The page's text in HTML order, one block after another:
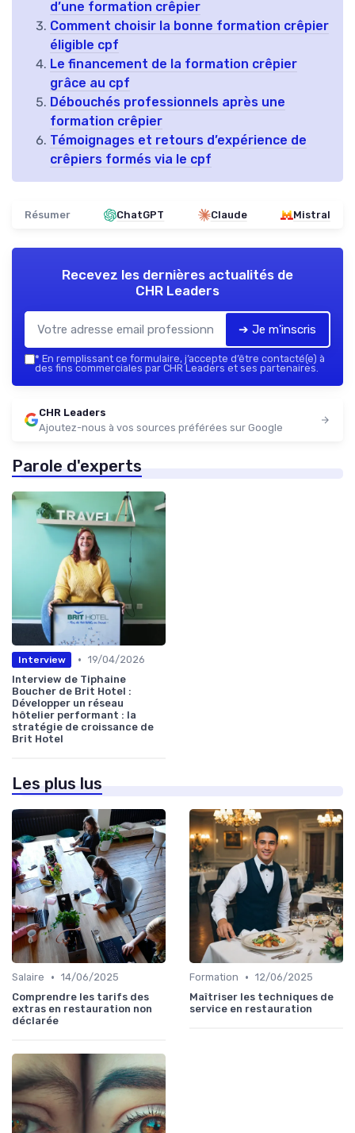
d’une formation crêpier
Comment choisir la bonne formation crêpier
éligible cpf
Le financement de la formation crêpier
grâce au cpf
Débouchés professionnels après une
formation crêpier
Témoignages et retours d’expérience de
crêpiers formés via le cpf
Résumer ChatGPT Claude Mistral
Recevez les dernières actualités de
CHR Leaders
➔ Je m'inscris
* En remplissant ce formulaire, j’accepte d’être contacté(e) à
des fins commerciales par CHR Leaders et ses partenaires.
CHR Leaders
Ajoutez-nous à vos sources préférées sur Google
Parole d'experts
Interview • 19/04/2026
Interview de Tiphaine
Boucher de Brit Hotel :
Développer un réseau
hôtelier performant : la
stratégie de croissance de
Brit Hotel
Les plus lus
Salaire • 14/06/2025
Comprendre les tarifs des
extras en restauration non
déclarée
Formation • 12/06/2025
Maîtriser les techniques de
service en restauration